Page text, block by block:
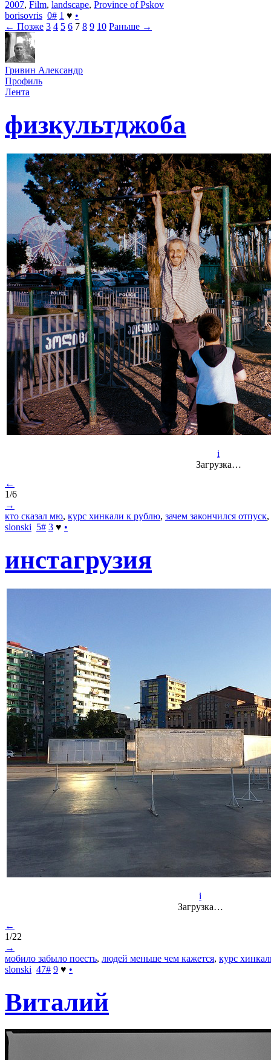
2007, Film, landscape, Province of Pskov
borisovris 0# 1 ♥ •
← Позже 3 4 5 6 7 8 9 10 Раньше →
Гривин Александр
Профиль
Лента
физкультджоба
i
Загрузка…
←
1/6
→
кто сказал мю, курс хинкали к рублю, зачем закончился отпуск,
slonski 5# 3 ♥ •
инстагрузия
i
Загрузка…
←
1/22
→
мобило забыло поесть, людей меньше чем кажется, курс
slonski 47# 9 ♥ •
Виталий